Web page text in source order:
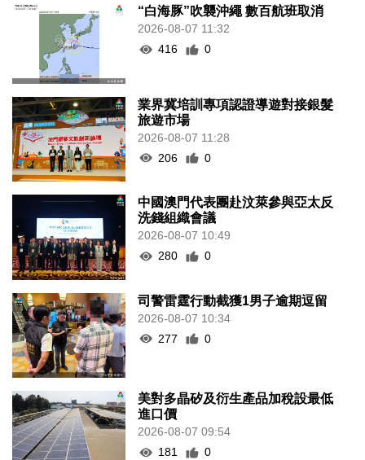
“白海豚”吹襲沖繩 數百航班取消
2026-08-07 11:32
416
0
業界冀培訓專項認證導遊對接銀髮
旅遊市場
2026-08-07 11:28
206
0
中國澳門代表團赴汶萊參與亞太反
洗錢組織會議
2026-08-07 10:49
280
0
司警雷霆行動截獲1男子逾期逗留
2026-08-07 10:34
277
0
美對多晶矽及衍生產品加稅設最低
進口價
2026-08-07 09:54
181
0